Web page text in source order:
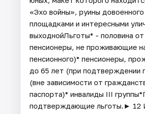
«Эхо войны», руины
площадками и интересными
выходнойЛьготы* - половина
пенсионеры, не проживающие
пенсионного)* пенсионеры,
до 65 лет (при подтверждении
(вне зависимости от
паспорта)* инвалиды III
подтверждающие льготы.►